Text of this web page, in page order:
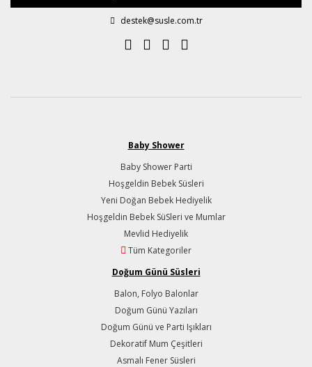
destek@susle.com.tr
Baby Shower
Baby Shower Parti
Hoşgeldin Bebek Süsleri
Yeni Doğan Bebek Hediyelik
Hoşgeldin Bebek SüSleri ve Mumlar
Mevlid Hediyelik
Tüm Kategoriler
Doğum Günü Süsleri
Balon, Folyo Balonlar
Doğum Günü Yazıları
Doğum Günü ve Parti Işıkları
Dekoratif Mum Çeşitleri
Asmalı Fener Süsleri